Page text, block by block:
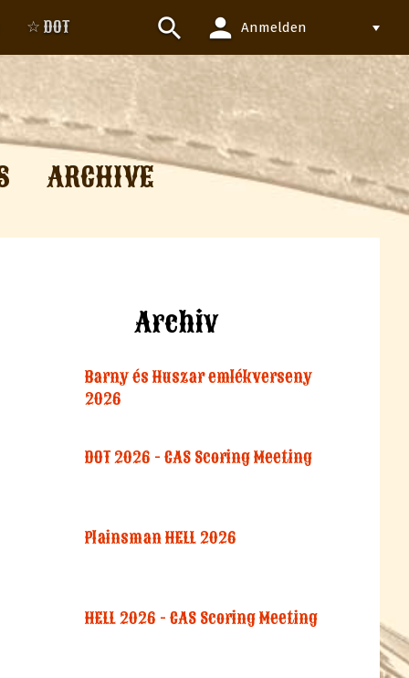
search person Anmelden
☆ DOT
ARCHIVE
Archiv
Barny és Huszar emlékverseny
2026
DOT 2026 - CAS Scoring Meeting
Plainsman HELL 2026
HELL 2026 - CAS Scoring Meeting